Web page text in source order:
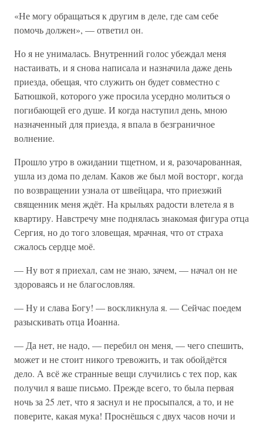
«Не могу обращаться к другим в деле, где сам себе
помочь должен», — ответил он.
Но я не унималась. Внутренний голос убеждал меня
настаивать, и я снова написала и назначила даже день
приезда, обещая, что служить он будет совместно с
Батюшкой, которого уже просила усердно молиться о
погибающей его душе. И когда наступил день, мною
назначенный для приезда, я впала в безграничное
волнение.
Прошло утро в ожидании тщетном, и я, разочарованная,
ушла из дома по делам. Каков же был мой восторг, когда
по возвращении узнала от швейцара, что приезжий
священник меня ждёт. На крыльях радости влетела я в
квартиру. Навстречу мне поднялась знакомая фигура отца
Сергия, но до того зловещая, мрачная, что от страха
сжалось сердце моё.
— Ну вот я приехал, сам не знаю, зачем, — начал он не
здороваясь и не благословляя.
— Ну и слава Богу! — воскликнула я. — Сейчас поедем
разыскивать отца Иоанна.
— Да нет, не надо, — перебил он меня, — чего спешить,
может и не стоит никого тревожить, и так обойдётся
дело. А всё же странные вещи случились с тех пор, как
получил я ваше письмо. Прежде всего, то была первая
ночь за 25 лет, что я заснул и не просыпался, а то, и не
поверите, какая мука! Проснёшься с двух часов ночи и